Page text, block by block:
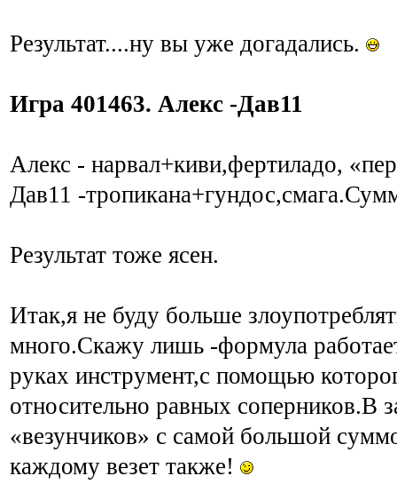
Результат....ну вы уже догадались.
Игра 401463. Алекс -Дав11
Алекс - нарвал+киви,фертиладо,
Дав11 -
Результат тоже ясен.
Итак,я не буду больше
много.Скажу лишь -формула
руках инструмент,с помощью
относительно равных соперников.В
«везунчиков» с самой большой
каждому везет также!